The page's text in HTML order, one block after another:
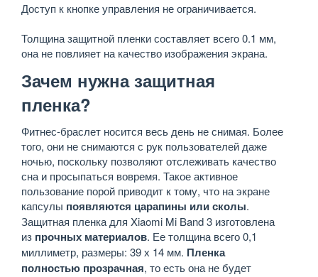
Доступ к кнопке управления не ограничивается.
Толщина защитной пленки составляет всего 0.1 мм,
она не повлияет на качество изображения экрана.
Зачем нужна защитная
пленка?
Фитнес-браслет носится весь день не снимая. Более
того, они не снимаются с рук пользователей даже
ночью, поскольку позволяют отслеживать качество
сна и просыпаться вовремя. Такое активное
пользование порой приводит к тому, что на экране
капсулы появляются царапины или сколы.
Защитная пленка для Xiaomi Mi Band 3 изготовлена
из прочных материалов. Ее толщина всего 0,1
миллиметр, размеры: 39 х 14 мм. Пленка
полностью прозрачная, то есть она не будет